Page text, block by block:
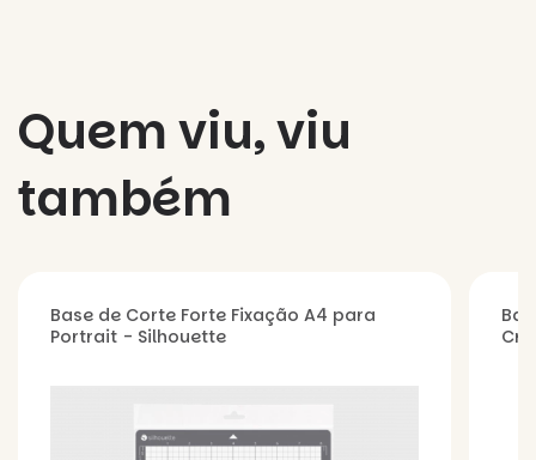
Quem viu, viu
também
Base de Corte Forte Fixação A4 para
Portrait - Silhouette